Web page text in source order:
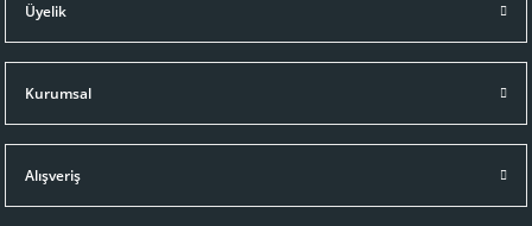
Üyelik
Kurumsal
Alışveriş